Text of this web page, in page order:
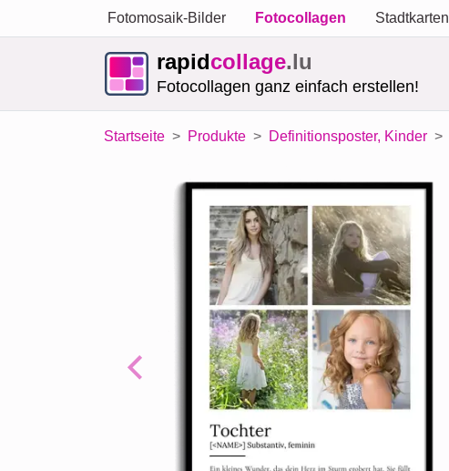
Fotomosaik-Bilder Fotocollagen Stadtkarten
rapidcollage.lu
Fotocollagen ganz einfach erstellen!
Startseite Produkte Definitionsposter, Kinder
Previous